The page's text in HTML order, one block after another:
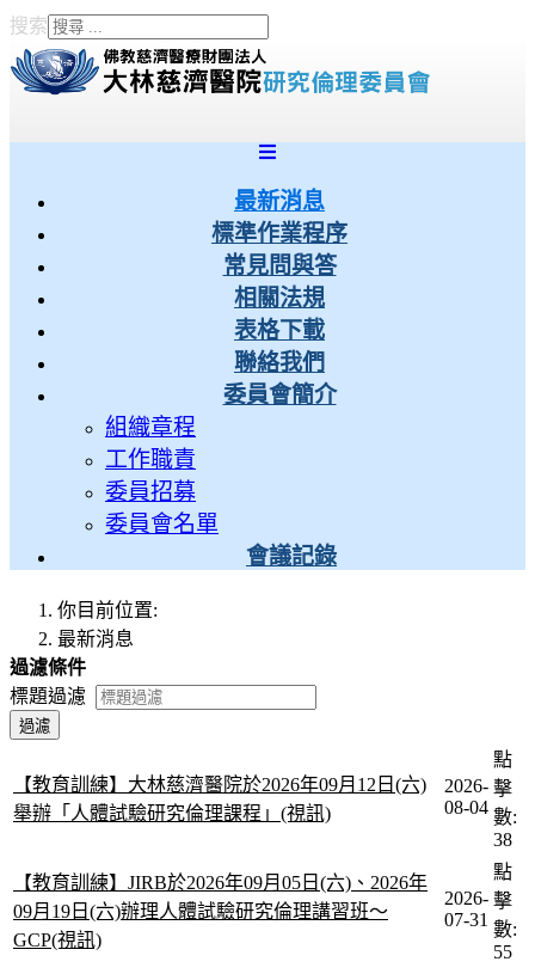
搜索
Type 2 or more characters
for results.
最新消息
標準作業程序
常見問與答
相關法規
表格下載
聯絡我們
委員會簡介
組織章程
工作職責
委員招募
委員會名單
會議記錄
你目前位置:
最新消息
過濾條件
標題過濾
過濾
【教育訓練】大林慈濟醫院於2026年09月12日(六)
舉辦「人體試驗研究倫理課程」(視訊)
2026-
08-04
點
擊
數:
38
【教育訓練】JIRB於2026年09月05日(六)、2026年
09月19日(六)辦理人體試驗研究倫理講習班〜
GCP(視訊)
2026-
07-31
點
擊
數:
55